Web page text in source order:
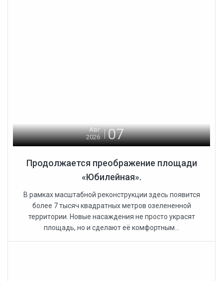
Авг
2026
07
Продолжается преображение площади
«Юбилейная».
В рамках масштабной реконструкции здесь появится
более 7 тысяч квадратных метров озелененной
территории. Новые насаждения не просто украсят
площадь, но и сделают её комфортным...